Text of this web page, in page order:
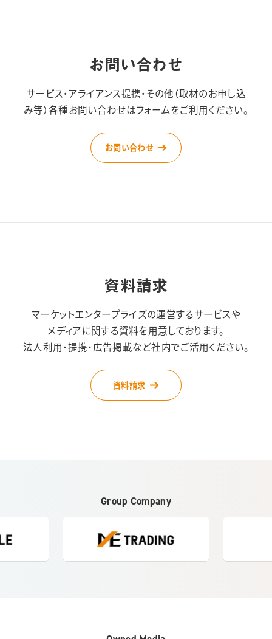
お問い合わせ
サービス・アライアンス提携・その他（取材のお申し込
み等）各種お問い合わせはフォームをご利用ください。
お問い合わせ
資料請求
マーケットエンタープライズの運営するサービスや
メディアに関する資料を用意しております。
法人利用・提携・広告掲載など社内でご活用ください。
資料請求
Group Company